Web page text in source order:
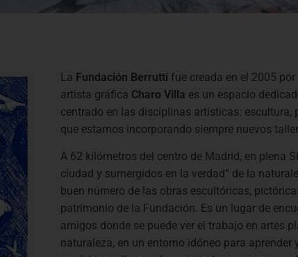
La Fundación Berrutti fue creada en el 2005
artista gráfica Charo Villa es un espacio
centrado en las disciplinas artísticas: escultura,
que estamos incorporando siempre nuevos
A 62 kilómetros del centro de Madrid, en plena
ciudad y sumergidos en la verdad” de la
buen número de las obras escultóricas,
patrimonio de la Fundación. Es un lugar de
amigos donde se puede ver el trabajo en artes
naturaleza, en un entorno idóneo para